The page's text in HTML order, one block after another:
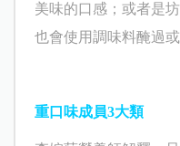
美味的口感；或者是
也會使用調味料醃過或
重口味成員3大類